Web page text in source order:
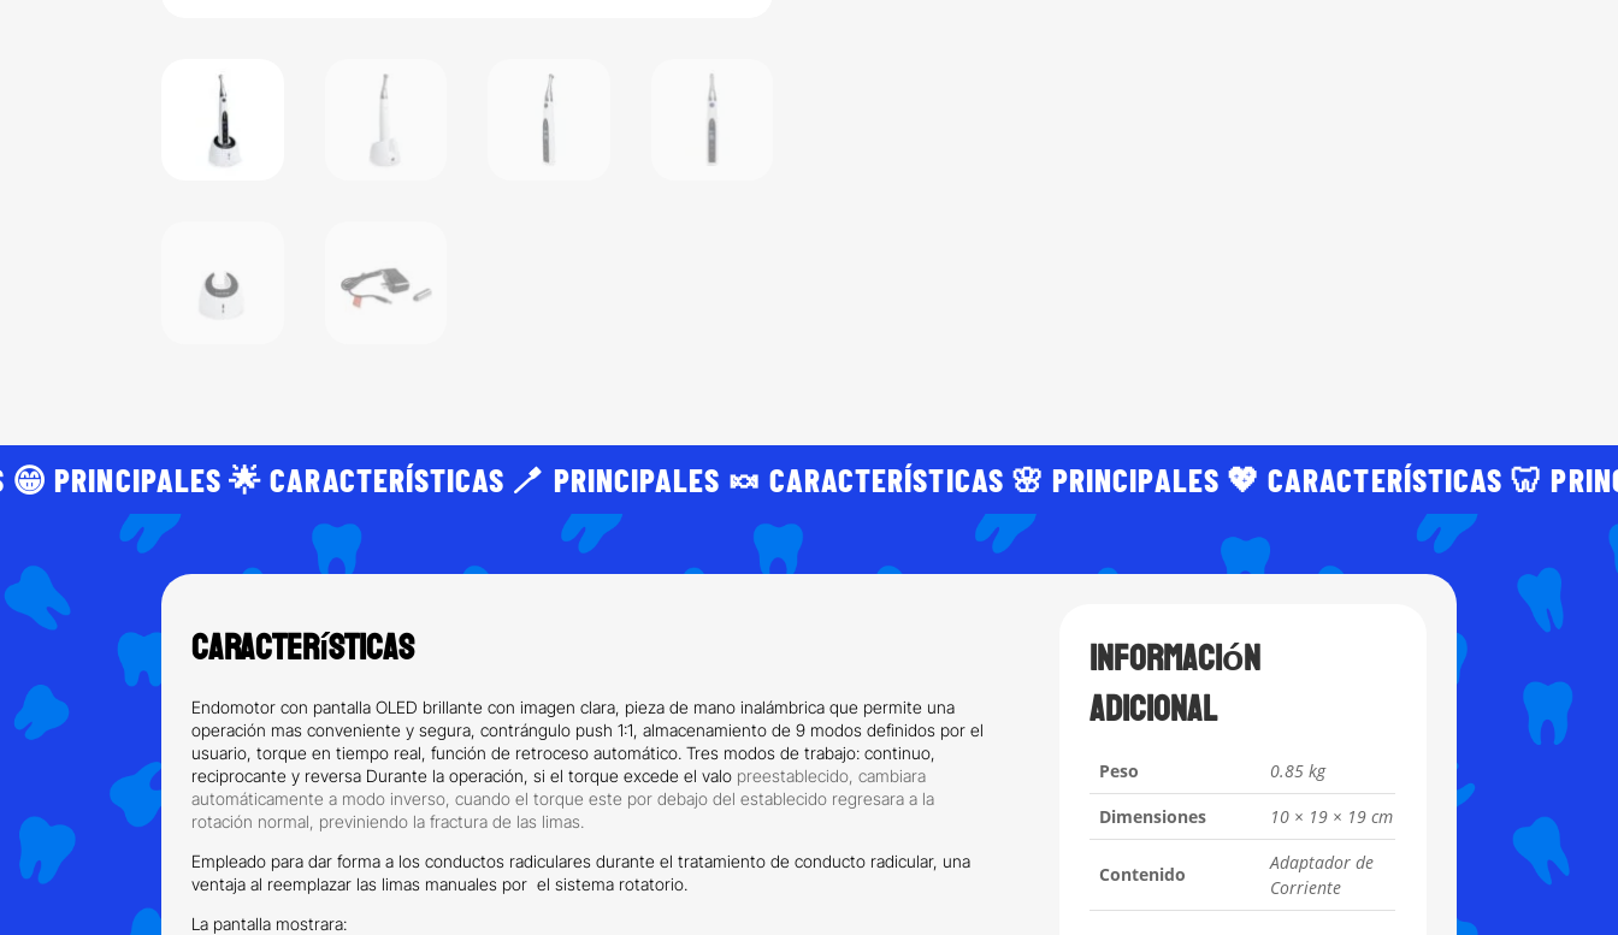
😁 PRINCIPALES 🌟 CARACTERÍSTICAS 🪥 PRINCIPALES 🍬 CARACTERÍSTICAS 🌸 PRINCIPALES 💖 CARACTERÍSTICAS 🦷
Características
Endomotor con pantalla OLED brillante con imagen clara, pieza de mano inalámbrica que permite una
operación mas conveniente y segura, contrángulo push 1:1, almacenamiento de 9 modos definidos por el
usuario, torque en tiempo real, función de retroceso automático. Tres modos de trabajo: continuo,
reciprocante y reversa Durante la operación, si el torque excede el valo preestablecido, cambiara
automáticamente a modo inverso, cuando el torque este por debajo del establecido regresara a la
rotación normal, previniendo la fractura de las limas.
Empleado para dar forma a los conductos radiculares durante el tratamiento de conducto radicular, una
ventaja al reemplazar las limas manuales por el sistema rotatorio.
La pantalla mostrara:
Información
adicional
Peso
0.85 kg
Dimensiones
10 × 19 × 19 cm
Contenido
Adaptador de
Corriente